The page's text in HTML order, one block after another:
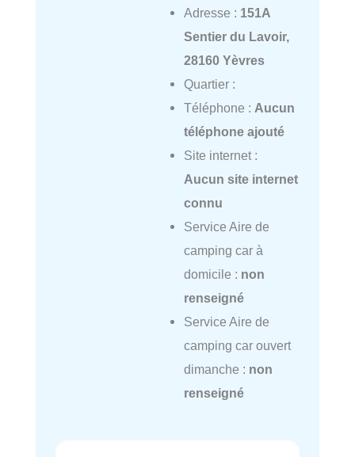
Adresse : 151A
Sentier du Lavoir,
28160 Yèvres
Quartier :
Téléphone : Aucun
téléphone ajouté
Site internet :
Aucun site internet
connu
Service Aire de
camping car à
domicile : non
renseigné
Service Aire de
camping car ouvert
dimanche : non
renseigné